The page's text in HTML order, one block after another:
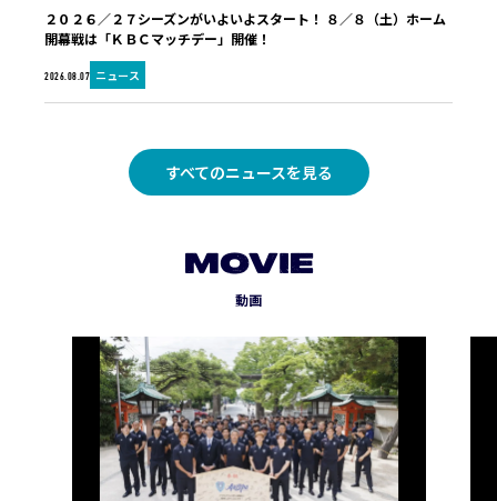
2026.08.07 ニュース
２０２６／２７シーズンがいよいよスタート！ ８／８（土）ホーム
開幕戦は「ＫＢＣマッチデー」開催！
すべてのニュースを見る
MOVIE
動画